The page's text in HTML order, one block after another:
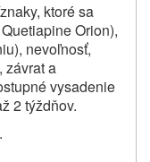
ktoré sa
Orion),
nevoľnosť,
závrat a
vysadenie
2 týždňov.